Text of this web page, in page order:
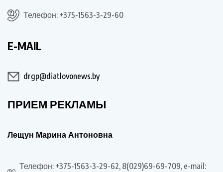
Телефон: +375-1563-3-29-60
E-MAIL
drgp@diatlovonews.by
ПРИЕМ РЕКЛАМЫ
Лещун Марина Антоновна
Телефон: +375-1563-3-29-62, 8(029)69-69-709, e-mail: